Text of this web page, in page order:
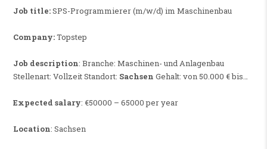
Job title:SPS-Programmierer (m/w/d) im Maschinenbau
Company:Topstep
Job description: Branche: Maschinen- und Anlagenbau
Stellenart: Vollzeit Standort: Sachsen Gehalt: von 50.000 € bis…
Expected salary: €50000 – 65000 per year
Location: Sachsen